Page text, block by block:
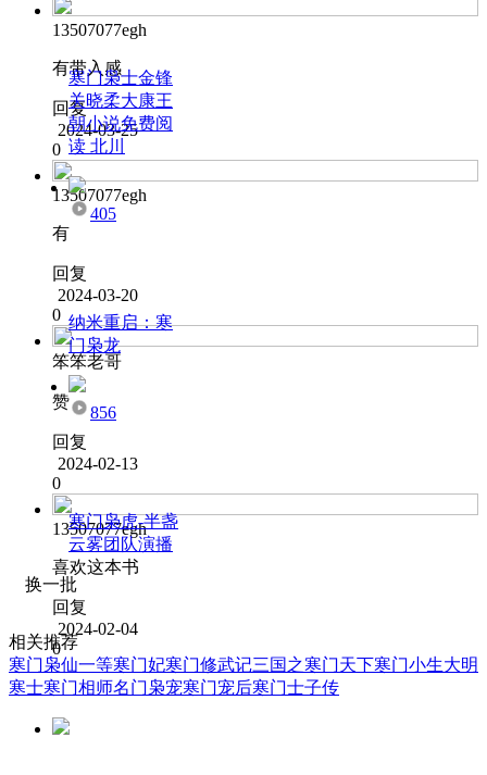
13507077egh
有带入感
回复
2024-03-25
0
13507077egh
有
回复
2024-03-20
0
笨笨老哥
赞
回复
2024-02-13
0
13507077egh
喜欢这本书
回复
2024-02-04
0
寒门枭士金锋
关晓柔大康王
朝小说免费阅
读 北川
405
纳米重启：寒
门枭龙
856
寒门枭虎-半盏
云雾团队演播
换一批
相关推荐
寒门枭仙一等寒门妃寒门修武记三国之寒门天下寒门小生大明
寒士寒门相师名门枭宠寒门宠后寒门士子传